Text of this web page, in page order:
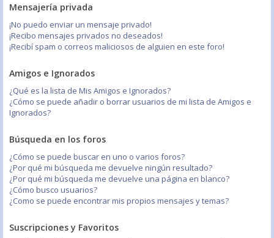
Mensajería privada
¡No puedo enviar un mensaje privado!
¡Recibo mensajes privados no deseados!
¡Recibí spam o correos maliciosos de alguien en este foro!
Amigos e Ignorados
¿Qué es la lista de Mis Amigos e Ignorados?
¿Cómo se puede añadir o borrar usuarios de mi lista de Amigos e
Ignorados?
Búsqueda en los foros
¿Cómo se puede buscar en uno o varios foros?
¿Por qué mi búsqueda me devuelve ningún resultado?
¿Por qué mi búsqueda me devuelve una página en blanco?
¿Cómo busco usuarios?
¿Como se puede encontrar mis propios mensajes y temas?
Suscripciones y Favoritos